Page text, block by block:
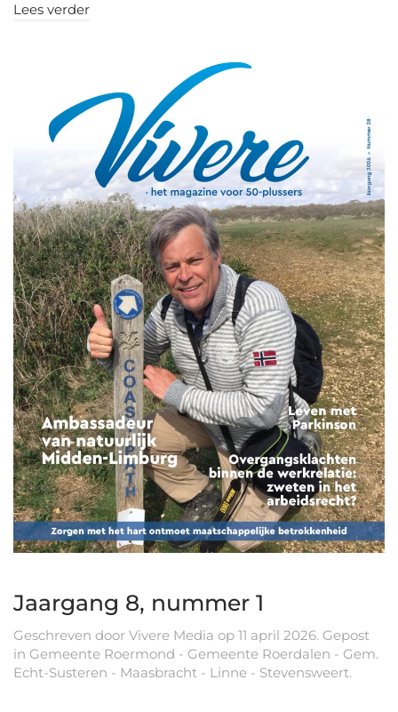
Lees verder
Jaargang 8, nummer 1
Geschreven door Vivere Media op 11 april 2026. Gepost
in Gemeente Roermond - Gemeente Roerdalen - Gem.
Echt-Susteren - Maasbracht - Linne - Stevensweert.